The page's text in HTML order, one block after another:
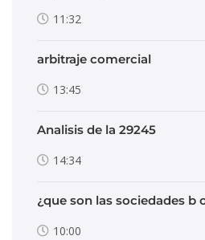
11:32
arbitraje comercial
13:45
Analisis de la 29245
14:34
¿que son las sociedades b
10:00